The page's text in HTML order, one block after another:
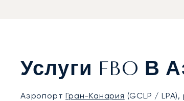
Услуги FBO В
АэропортГран-Канария (GCLP /